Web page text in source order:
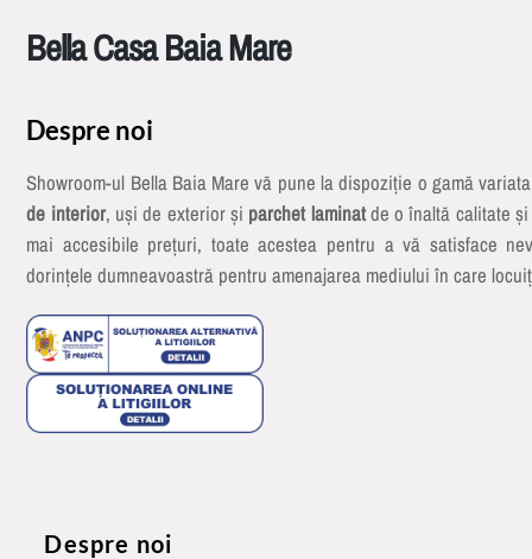
Bella Casa Baia Mare
Despre noi
Showroom-ul Bella Baia Mare vă pune la dispoziție o gamă
de interior, uși de exterior și parchet laminatde o înaltă calitate și
mai accesibile prețuri, toate acestea pentru a vă satisface
dorințele dumneavoastră pentru amenajarea mediului în care
Despre noi